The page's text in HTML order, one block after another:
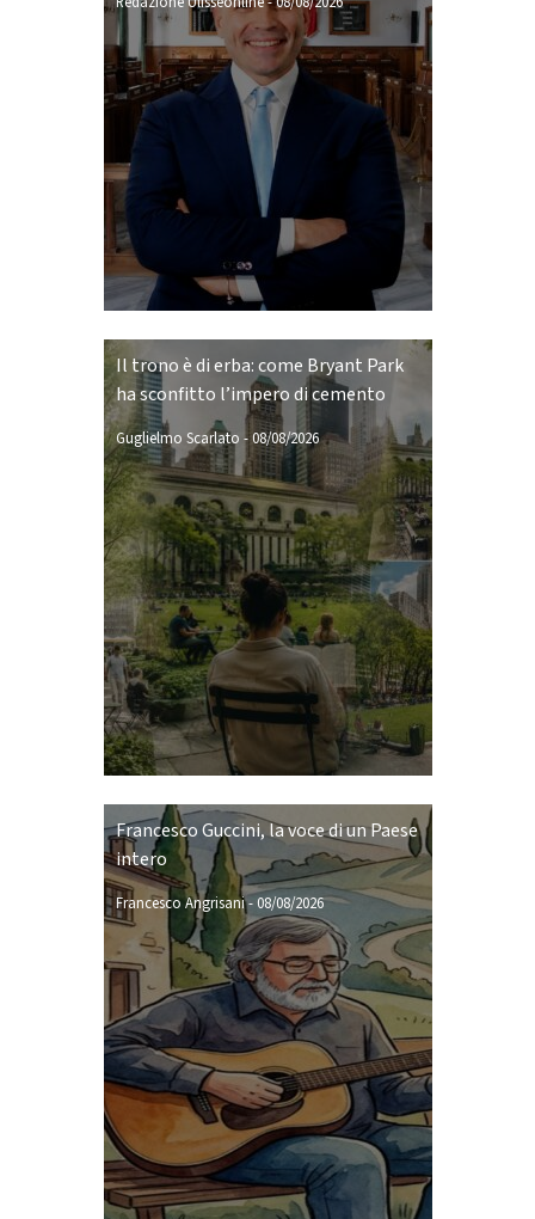
Il trono è di erba: come Bryant Park
ha sconfitto l’impero di cemento
Guglielmo Scarlato -08/08/2026
Francesco Guccini, la voce di un Paese
intero
Francesco Angrisani-08/08/2026